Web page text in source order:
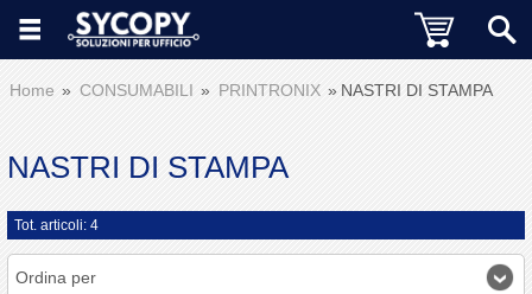
Home CONSUMABILI PRINTRONIX NASTRI DI STAMPA
NASTRI DI STAMPA
Tot. articoli: 4
Ordina per